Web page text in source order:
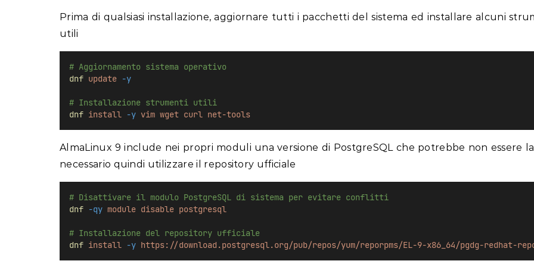
Prima di qualsiasi installazione, aggiornare tutti i pacchetti del sistema ed installare alcuni
utili
# Aggiornamento sistema operativo
dnf update -y
# Installazione strumenti utili
dnf install -y vim wget curl net-tools
AlmaLinux 9 include nei propri moduli una versione di PostgreSQL che potrebbe non essere la
necessario quindi utilizzare il repository ufficiale
# Disattivare il modulo PostgreSQL di sistema per evitare conflitti
dnf -qy module disable postgresql
# Installazione del repository ufficiale
dnf install -y https://download.postgresql.org/pub/repos/yum/reporpms/EL-9-x86_64/pgdg-redhat-